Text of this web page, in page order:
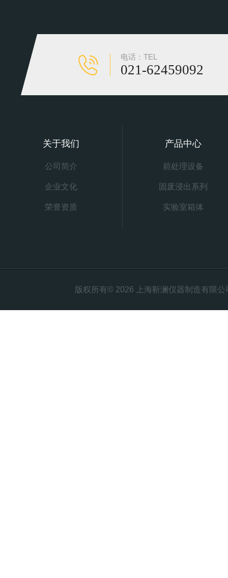
电话：TEL
021-62459092
关于我们
公司简介
企业文化
荣誉资质
产品中心
前处理设备
固废浸出系列
实验室箱体
版权所有© 2026 上海靳澜仪器制造有限